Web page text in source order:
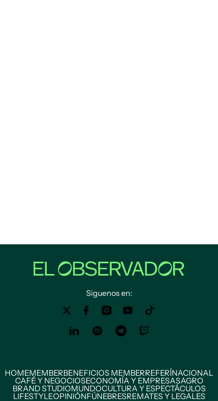
Siguenos en:
HOMEMEMBERBENEFICIOS MEMBERREFERÍNACIONAL
CAFÉ Y NEGOCIOSECONOMÍA Y EMPRESASAGRO
BRAND STUDIOMUNDOCULTURA Y ESPECTÁCULOS
LIFESTYLEOPINIÓNFÚNEBRESREMATES Y LEGALES